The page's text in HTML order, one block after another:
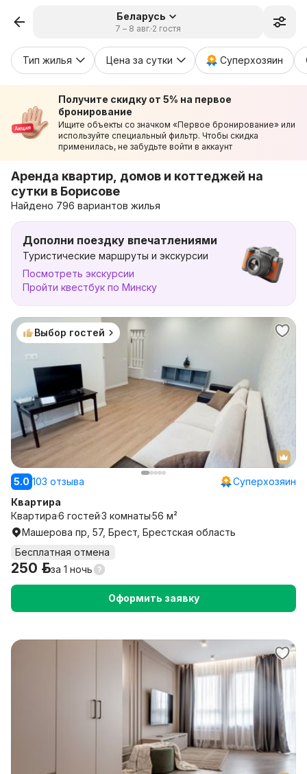
Беларусь
7 – 8 авг. 2 гостя
Тип жилья Цена за сутки Суперхозяин
Получите скидку от 5% на первое
бронирование
Ищите объекты со значком «Первое бронирование» или
используйте специальный фильтр. Чтобы скидка
применилась, не забудьте войти в аккаунт
Аренда квартир, домов и коттеджей на
сутки в Борисове
Найдено 796 вариантов жилья
Дополни поездку впечатлениями
Туристические маршруты и экскурсии
Посмотреть экскурсии
Пройти квестбук по Минску
Выбор гостей
5.0 103 отзыва
Суперхозяин
Квартира
Квартира6 гостей3 комнаты56 м²
Машерова пр, 57, Брест, Брестская область
Бесплатная отмена
250 р.за 1 ночь
Оформить заявку